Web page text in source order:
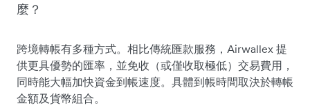
麼？
跨境轉帳有多種方式。相比傳統匯款服務，Airwallex 提
供更具優勢的匯率，並免收（或僅收取極低）交易費用，
同時能大幅加快資金到帳速度。具體到帳時間取決於轉帳
金額及貨幣組合。